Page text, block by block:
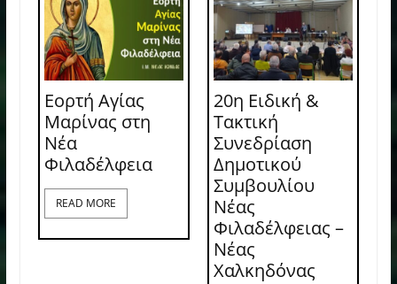
Εορτή Αγίας
Μαρίνας στη
Νέα
Φιλαδέλφεια
READ MORE
20η Ειδική &
Τακτική
Συνεδρίαση
Δημοτικού
Συμβουλίου
Νέας
Φιλαδέλφειας –
Νέας
Χαλκηδόνας